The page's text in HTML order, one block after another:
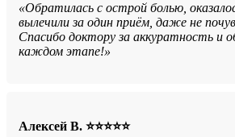
«Обратилась с острой болью,
вылечили за один приём, даже не
Спасибо доктору за аккуратность и
каждом этапе!»
Алексей В. ⭐⭐⭐⭐⭐